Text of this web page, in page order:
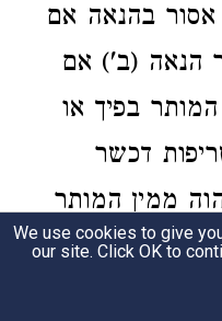
בהנאה אם
הנאה (ב') אם
בפיך או
דכשר
ממין המותר
אם הסופר
מתח"י ולפי
We use cookies to give
our site. Click OK to